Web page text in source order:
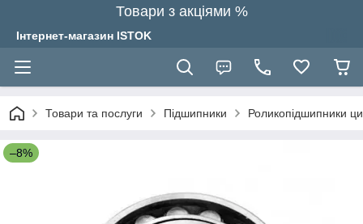
Товари з акціями %
Інтернет-магазин ISTOK
Товари та послуги Підшипники Роликопідшипники
–8%